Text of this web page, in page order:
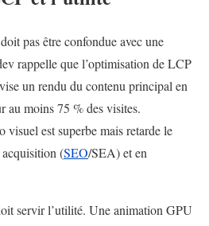
pas être confondue avec une
rappelle que l’optimisation de LCP
un rendu du contenu principal en
au moins 75 % des visites.
visuel est superbe mais retarde le
acquisition (SEO/SEA) et en
servir l’utilité. Une animation GPU